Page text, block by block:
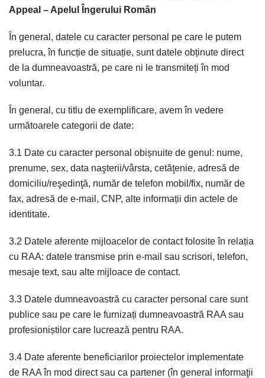
Appeal – Apelul Îngerului Român
În general, datele cu caracter personal pe care le putem
prelucra, în funcție de situație, sunt datele obținute direct
de la dumneavoastră, pe care ni le transmiteți în mod
voluntar.
În general, cu titlu de exemplificare, avem în vedere
următoarele categorii de date:
3.1 Date cu caracter personal obișnuite de genul: nume,
prenume, sex, data naşterii/vârsta, cetăţenie, adresă de
domiciliu/reşedinţă, număr de telefon mobil/fix, număr de
fax, adresă de e-mail, CNP, alte informații din actele de
identitate.
3.2 Datele aferente mijloacelor de contact folosite în relația
cu RAA: datele transmise prin e-mail sau scrisori, telefon,
mesaje text, sau alte mijloace de contact.
3.3 Datele dumneavoastră cu caracter personal care sunt
publice sau pe care le furnizați dumneavoastră RAA sau
profesioniștilor care lucrează pentru RAA.
3.4 Date aferente beneficiarilor proiectelor implementate
de RAA în mod direct sau ca partener (în general informaţii